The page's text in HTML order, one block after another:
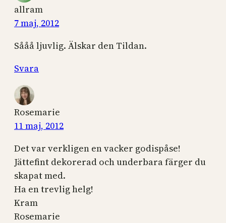
allram
7 maj, 2012
Sååå ljuvlig. Älskar den Tildan.
Svara
Rosemarie
11 maj, 2012
Det var verkligen en vacker godispåse!
Jättefint dekorerad och underbara färger du
skapat med.
Ha en trevlig helg!
Kram
Rosemarie